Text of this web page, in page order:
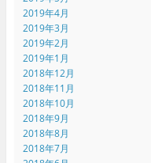
2019年4月
2019年3月
2019年2月
2019年1月
2018年12月
2018年11月
2018年10月
2018年9月
2018年8月
2018年7月